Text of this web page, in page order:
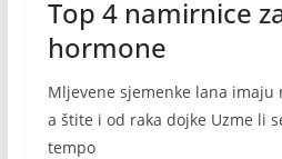
Top 4 namirnice
hormone
Mljevene sjemenke lana imaju
a štite i od raka dojke Uzme li
tempo